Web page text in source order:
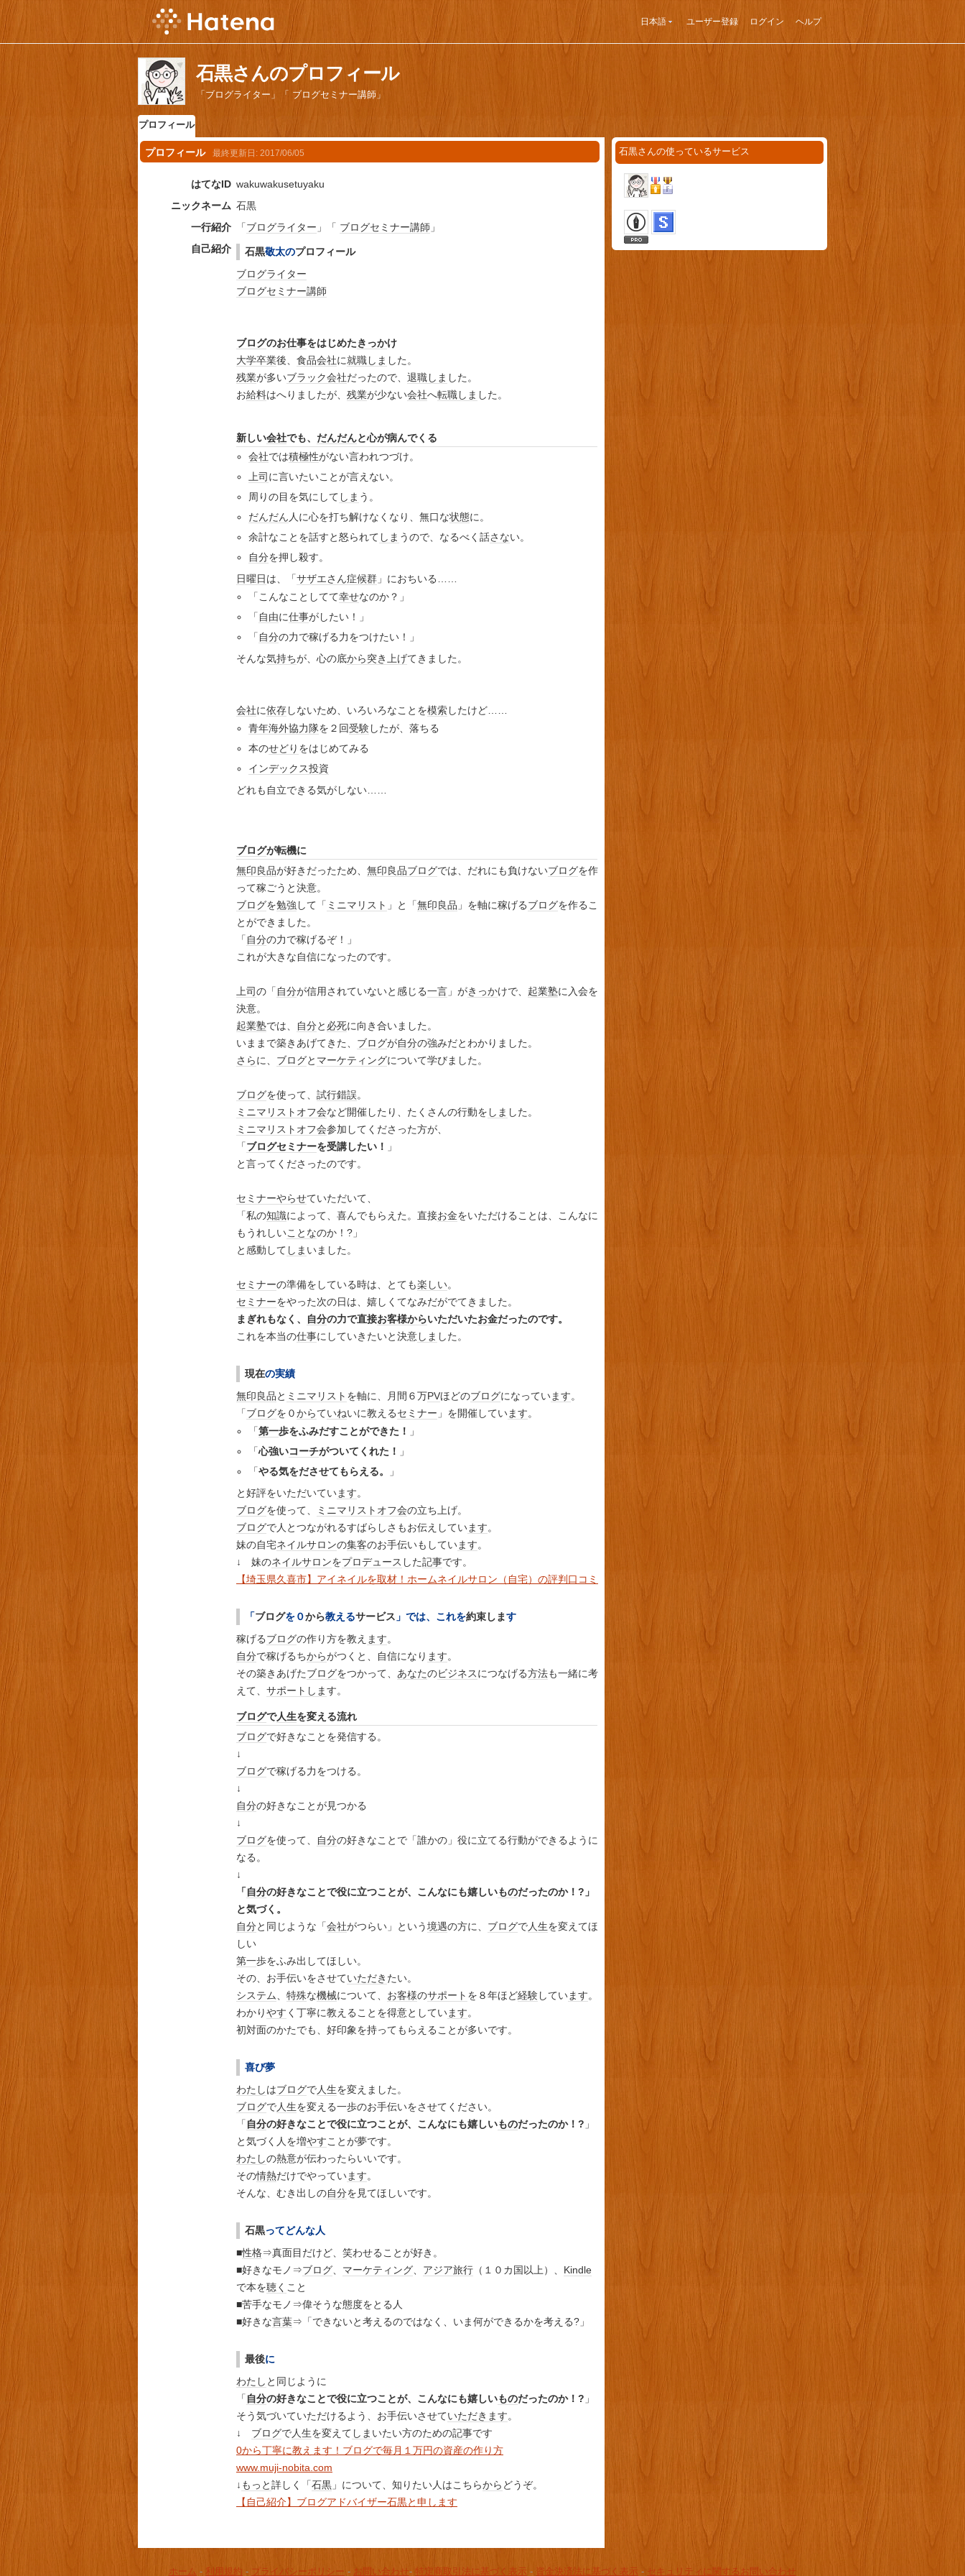
日本語 ユーザー登録 ログイン ヘルプ
石黒さんのプロフィール
「ブログライター」「 ブログセミナー講師」
プロフィール
プロフィール 最終更新日: 2017/06/05
はてなID wakuwakusetuyaku
ニックネーム 石黒
一行紹介
「ブログライター 」「 ブログセミナー講師 」
自己紹介
石黒敬太のプロフィール
ブログライター
ブログセミナー講師
ブログのお仕事をはじめたきっかけ
大学卒業後、 食品会社に就職しま した。
残業が多いブラック会社だったので、 退職しま した。
お給料はへりましたが、 残業が少ない会社へ転職しま した。
新しい会社でも、 だんだんと心が病んでくる
会社では積極性がない言われつづけ。
上司 に言いたいことが言えない。
周りの目を気にして しま う。
だんだん人に心を打ち解けなくなり、無口な状態に。
余計なことを話すと怒られて しま うので、なるべく話さない。
自分を押し殺す。
日曜日は、「サザエさん症候群 」におちいる……
「こんなことしてて幸せなのか？」
「 自由に仕事がしたい！」
「 自分の力で稼げる力をつけたい！」
そんな気持ちが、心の底から突き上げてきました。
会社に依存しないため、いろいろなことを模索したけど……
青年海外協力隊を２回受験したが、落ちる
本のせどり をはじめてみる
インデックス投資
どれも自立できる気がしない……
ブログが転機に
無印良品が好きだったため、 無印良品ブログでは、だれにも負けないブログを作
って稼ごうと決意。
ブログを勉強 して「 ミニマリスト 」と「無印良品 」を軸に稼げるブログを作るこ
とができました。
「 自分の力で稼げるぞ！」
これが大きな自信になったのです。
上司の「 自分が信用されていないと感じる一言 」がきっかけで、 起業塾に入会を
決意。
起業塾では、 自分と 必死に向き合いました。
いままで築きあげてきた、 ブログが自分の強みだとわかりました。
さらに、 ブログと マーケティングについて学びました。
ブログを使って、 試行錯誤。
ミニマリスト オフ会など開催したり、たくさんの行動を しま した。
ミニマリスト オフ会参加してくださった方が、
「ブログセミナーを受講したい！
」
と言ってくださったのです。
セミナーやらせていただいて、
「私の知識によって、喜んでもらえた。直接お金をいただけることは、こんなに
もうれしいことなのか！?」
と感動して しま いました。
セミナーの準備をしている時は、とても楽しい。
セミナーをやった次の日は、嬉しくてなみだがでてきました。
まぎれもなく、
自分の力で直接お客様からいただいたお金だったのです。
これを本当の仕事にしていきたいと決意しま した。
現在の実績
無印良品と ミニマリスト を軸に、月間６万PVほどのブログになっています。
「ブログを０からていねいに教えるセミナー 」を開催しています。
「第一歩をふみだすことができた！
」
「心強いコーチがついてくれた！
」
「やる気をださせてもらえる。
」
と好評をいただいています。
ブログを使って、 ミニマリスト オフ会の立ち上げ。
ブログで人とつながれるすばらしさもお伝えしています。
妹の自宅ネイルサロンの集客のお手伝いもしています。
↓ 妹のネイルサロンをプロデュース した記事です。
【埼玉県久喜市】アイネイルを取材！ホームネイルサロン（自宅）の評判口コミ
「ブログを０から教えるサービス 」では、これを約束します
稼げるブログの作り方を教え ます。
自分で稼げるちからがつくと、自信になり ます。
その築きあげたブログをつかって、 あなたのビジネスにつなげる方法も一緒に考
えて、 サポート します。
ブログで人生を変える流れ
ブログで好きなことを発信する。
↓
ブログで稼げる力をつける。
↓
自分の好きなことが見つかる
↓
ブログを使って、 自分の好きなことで「誰かの」役に立てる行動ができるように
なる。
↓
「自分の好きなことで役に立つことが、こんなにも嬉しいものだったのか！?」
と気づく。
自分と同じような「会社がつらい」という境遇の方に、 ブログで人生を変えてほ
しい
第一歩をふみ出してほしい。
その、お手伝いをさせていただき たい。
システム、 特殊な機械について、 お客様のサポート を８年ほど経験しています。
わかりやす く丁寧に教えることを得意としています。
初対面のかたでも、好印象を持ってもらえることが多いです。
喜び夢
わたしはブログで人生を変えました。
ブログで人生を変える一歩のお手伝いをさせてください。
「 自分の好きなことで役に立つことが、こんなにも嬉しいものだったのか！? 」
と気づく人を増やすことが夢です。
わたしの熱意が伝わったらいいです。
その情熱だけでやっています。
そんな、むき出しの自分を見てほしいです。
石黒ってどんな人
■性格⇒真面目だけど、笑わせることが好き。
■好きなモノ⇒ブログ、 マーケティング、 アジア旅行 （１０カ国以上）、 Kindle
で本を聴く こと
■苦手なモノ⇒偉そうな態度をとる人
■好きな言葉⇒「できないと考えるのではなく、いま何ができるかを考える?」
最後に
わたし と同じように
「 自分の好きなことで役に立つことが、こんなにも嬉しいものだったのか！? 」
そう気づいていただけるよう、お手伝いさせていただきます。
↓ ブログで人生を変えて しま いたい方のための記事です
0から丁寧に教えます！ブログで毎月１万円の資産の作り方
www.muji-nobita.com
↓ もっと詳しく「石黒 」について、知りたい人はこちらから どうぞ。
【自己紹介】ブログアドバイザー石黒と申します
石黒さんの使っているサービス
ホーム - 利用規約 - プライバシーポリシー - お問い合わせ- 特定商取引法に基づく表示 - 資金決済法に基づく表示 - セキュリティに関するお問い合わせ